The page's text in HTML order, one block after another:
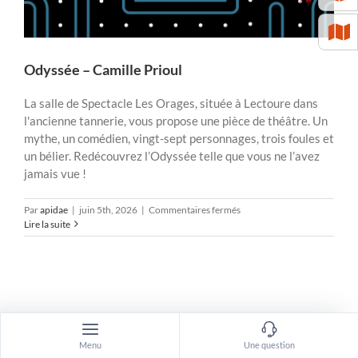
Odyssée – Camille Prioul
La salle de Spectacle Les Orages, située à Lectoure dans
l'ancienne tannerie, vous propose une pièce de théâtre. Un
mythe, un comédien, vingt-sept personnages, trois foules et
un bélier. Redécouvrez l’Odyssée telle que vous ne l’avez
jamais vue !
Parapidae | juin 5th, 2026 | Commentaires ferméssur
–
Lire la suite
Menu Une question